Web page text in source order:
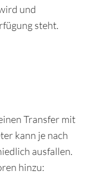
und
steht.
Transfer mit
kann je nach
ausfallen.
hinzu: